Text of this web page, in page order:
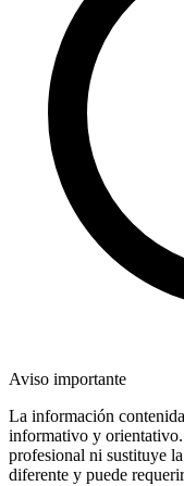
Aviso importante
La información
informativo y
profesional ni sustituye
diferente y puede